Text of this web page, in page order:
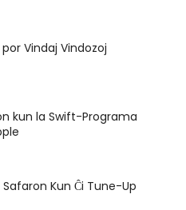
Vindaj Vindozoj
kun la Swift-Programa
Safaron Kun Ĉi Tune-Up